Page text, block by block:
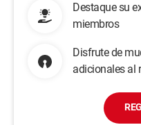
Destaque su
miembros
Disfrute de
adicionales al